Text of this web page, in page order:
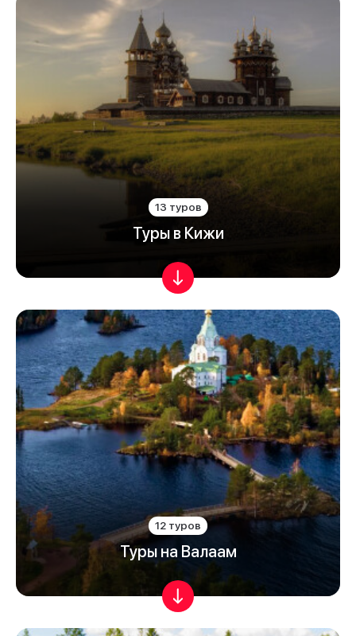
13 туров
Туры в Кижи
12 туров
Туры на Валаам